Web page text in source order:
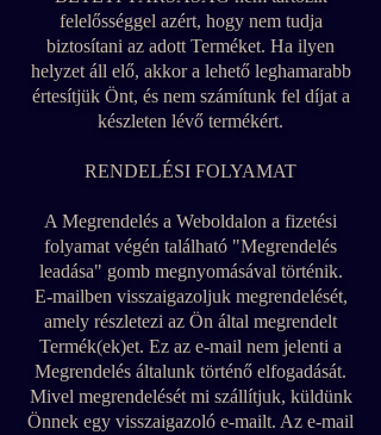
felelősséggel azért, hogy nem tudja
biztosítani az adott Terméket. Ha ilyen
helyzet áll elő, akkor a lehető leghamarabb
értesítjük Önt, és nem számítunk fel díjat a
készleten lévő termékért.
RENDELÉSI FOLYAMAT
A Megrendelés a Weboldalon a fizetési
folyamat végén található "Megrendelés
leadása" gomb megnyomásával történik.
E-mailben visszaigazoljuk megrendelését,
amely részletezi az Ön által megrendelt
Termék(ek)et. Ez az e-mail nem jelenti a
Megrendelés általunk történő elfogadását.
Mivel megrendelését mi szállítjuk, küldünk
Önnek egy visszaigazoló e-mailt. Az e-mail